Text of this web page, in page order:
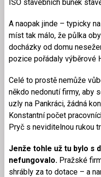
ISO stavebních buněk
A naopak jinde – typicky
míst tak málo, že půlka
docházky od domu
pozice pořádaly výběrové
Celé to prostě nemůže
někdo nedonutí firmy, aby
uzly na Pankráci, žádná
Konstantní počet
Pryč s neviditelnou rukou
Jenže tohle už tu bylo s
nefungovalo. Pražské
shrábly za to dotace – a